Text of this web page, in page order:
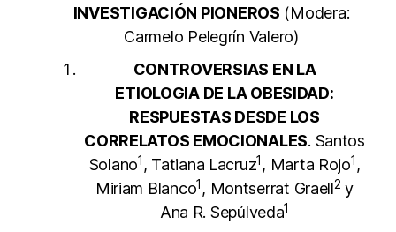
INVESTIGACIÓN PIONEROS (Modera:
Carmelo Pelegrín Valero)
CONTROVERSIAS EN LA
ETIOLOGIA DE LA OBESIDAD:
RESPUESTAS DESDE LOS
CORRELATOS EMOCIONALES. Santos
Solano1, Tatiana Lacruz1, Marta Rojo1,
Miriam Blanco1, Montserrat Graell2 y
Ana R. Sepúlveda1